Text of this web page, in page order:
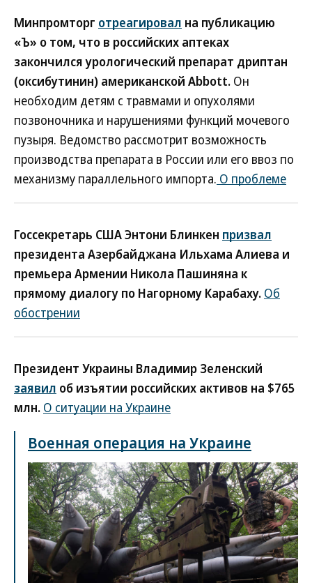
Минпромторг отреагировал на публикацию
«Ъ» о том, что в российских аптеках
закончился урологический препарат дриптан
(оксибутинин) американской Abbott. Он
необходим детям с травмами и опухолями
позвоночника и нарушениями функций мочевого
пузыря. Ведомство рассмотрит возможность
производства препарата в России или его ввоз по
механизму параллельного импорта. О проблеме
Госсекретарь США Энтони Блинкен призвал
президента Азербайджана Ильхама Алиева и
премьера Армении Никола Пашиняна к
прямому диалогу по Нагорному Карабаху. Об
обострении
Президент Украины Владимир Зеленский
заявил об изъятии российских активов на $765
млн. О ситуации на Украине
Военная операция на Украине